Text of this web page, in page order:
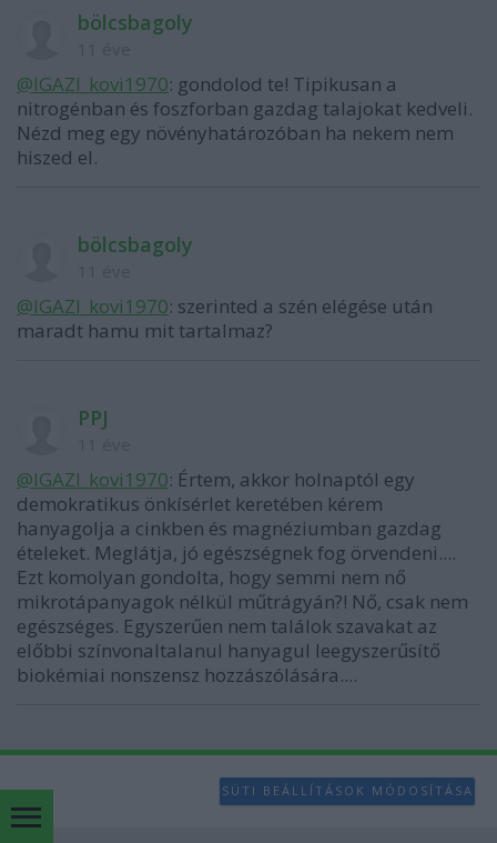
bölcsbagoly
@IGAZI_kovi1970: gondolod te! Tipikusan a
nitrogénban és foszforban gazdag talajokat kedveli.
Nézd meg egy növényhatározóban ha nekem nem
hiszed el.
bölcsbagoly
@IGAZI_kovi1970: szerinted a szén elégése után
maradt hamu mit tartalmaz?
PPJ
@IGAZI_kovi1970: Értem, akkor holnaptól egy
demokratikus önkísérlet keretében kérem
hanyagolja a cinkben és magnéziumban gazdag
ételeket. Meglátja, jó egészségnek fog örvendeni....
Ezt komolyan gondolta, hogy semmi nem nő
mikrotápanyagok nélkül műtrágyán?! Nő, csak nem
egészséges. Egyszerűen nem találok szavakat az
előbbi színvonaltalanul hanyagul leegyszerűsítő
biokémiai nonszensz hozzászólására....
SÜTI BEÁLLÍTÁSOK MÓDOSÍTÁSA